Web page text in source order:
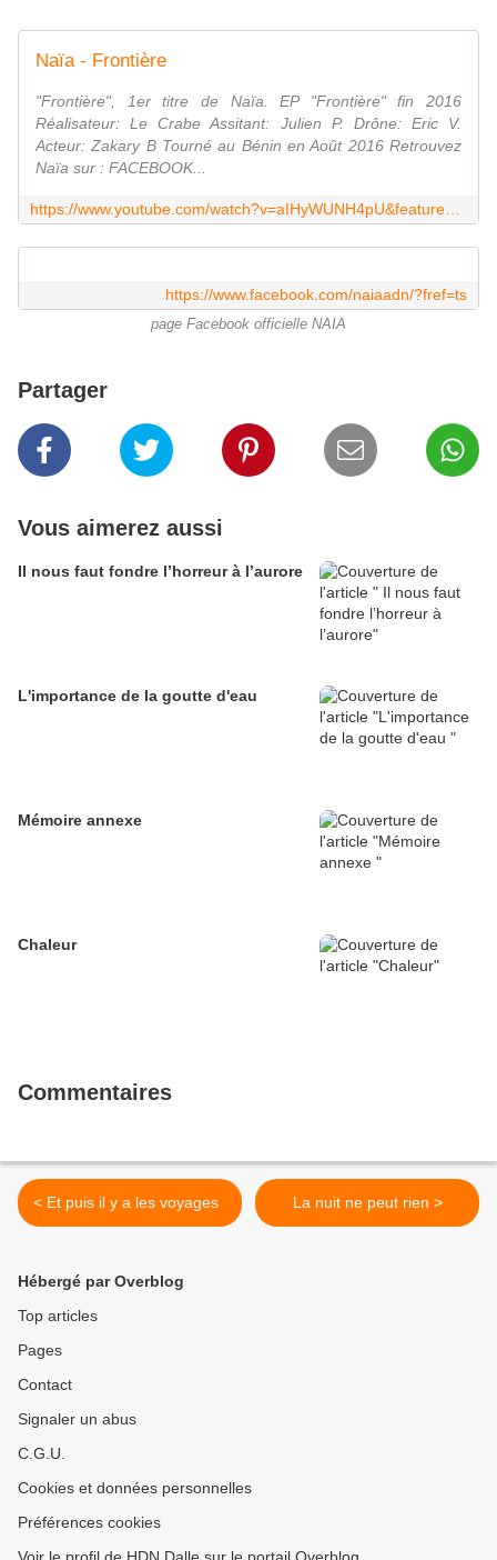
Naïa - Frontière
"Frontière", 1er titre de Naïa. EP "Frontière" fin 2016
Réalisateur: Le Crabe Assitant: Julien P. Drône: Eric V.
Acteur: Zakary B Tourné au Bénin en Août 2016 Retrouvez
Naïa sur : FACEBOOK...
https://www.facebook.com/naiaadn/?fref=ts
page Facebook officielle NAIA
Partager
Vous aimerez aussi
Il nous faut fondre l’horreur à l’aurore
L'importance de la goutte d'eau
Mémoire annexe
Chaleur
Commentaires
< Et puis il y a les voyages La nuit ne peut rien >
Hébergé par Overblog
Top articles
Pages
Contact
Signaler un abus
C.G.U.
Cookies et données personnelles
Préférences cookies